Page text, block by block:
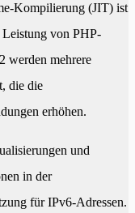
Kompilierung (JIT) ist
Leistung von PHP-
werden mehrere
die die
erhöhen.
und
in der
für IPv6-Adressen.